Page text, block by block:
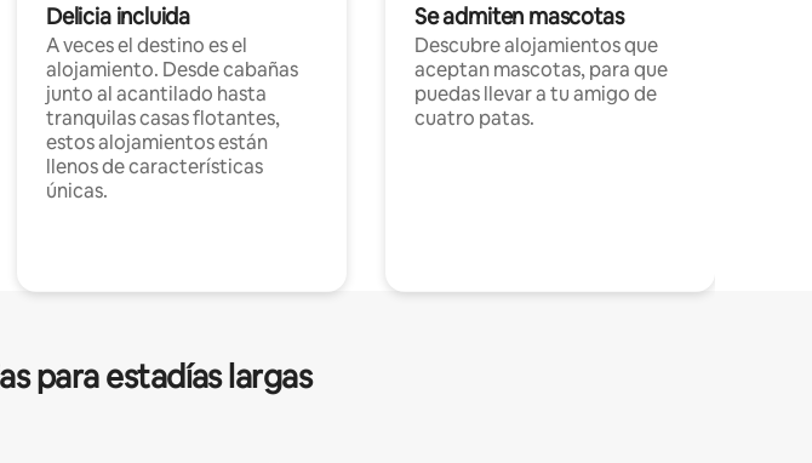
Delicia incluida
A veces el destino es el
alojamiento. Desde cabañas
junto al acantilado hasta
tranquilas casas flotantes,
estos alojamientos están
llenos de características
únicas.
Se admiten mascotas
Descubre alojamientos que
aceptan mascotas, para que
puedas llevar a tu amigo de
cuatro patas.
para estadías largas